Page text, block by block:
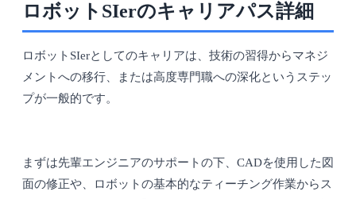
ロボットSIerのキャリアパス詳細
ロボットSIerとしてのキャリアは、技術の習得からマネジ
メントへの移行、または高度専門職への深化というステッ
プが一般的です。
まずは先輩エンジニアのサポートの下、CADを使用した図
面の修正や、ロボットの基本的なティーチング作業からス